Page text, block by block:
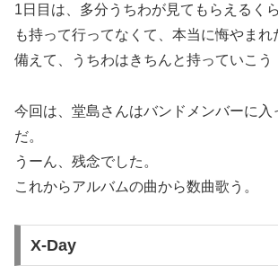
1日目は、多分うちわが見てもらえるく
も持って行ってなくて、本当に悔やまれ
備えて、うちわはきちんと持っていこう
今回は、堂島さんはバンドメンバーに入
だ。
うーん、残念でした。
これからアルバムの曲から数曲歌う。
X-Day